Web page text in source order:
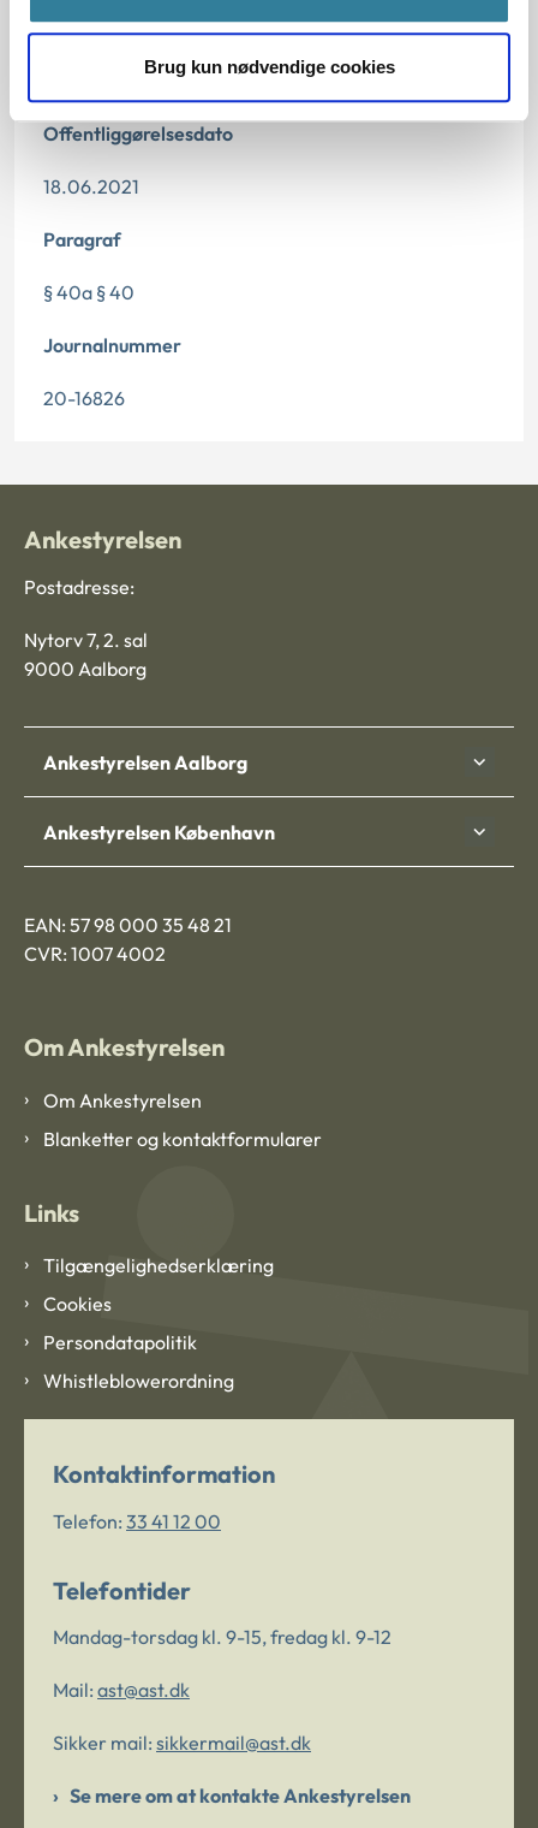
Brug kun nødvendige cookies
Dato for underskrift
Offentliggørelsesdato
18.06.2021
Paragraf
§ 40a § 40
Journalnummer
20-16826
Ankestyrelsen
Postadresse:
Nytorv 7, 2. sal
9000 Aalborg
Ankestyrelsen Aalborg
Ankestyrelsen København
EAN: 57 98 000 35 48 21
CVR: 1007 4002
Om Ankestyrelsen
Om Ankestyrelsen
Blanketter og kontaktformularer
Links
Tilgængelighedserklæring
Cookies
Persondatapolitik
Whistleblowerordning
Kontaktinformation
Telefon: 33 41 12 00
Telefontider
Mandag-torsdag kl. 9-15, fredag kl. 9-12
Mail: ast@ast.dk
Sikker mail: sikkermail@ast.dk
Se mere om at kontakte Ankestyrelsen